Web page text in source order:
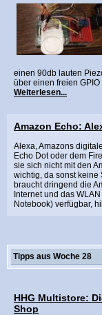
einen 90db lauten
über einen freien
Weiterlesen...
Amazon Echo:
Alexa, Amazons
Echo Dot oder dem
sie sich nicht mit den
wichtig, da sonst keine
braucht dringend die
Internet und das
Notebook) verfügbar,
Tipps aus Woche 28
HHG Multistore:
Shop